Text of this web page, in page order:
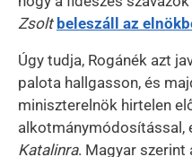
Zsolt beleszáll az
Úgy tudja, Rogánék azt
palota hallgasson, és
miniszterelnök hirtelen
alkotmánymódosítással,
Katalinra. Magyar szerint